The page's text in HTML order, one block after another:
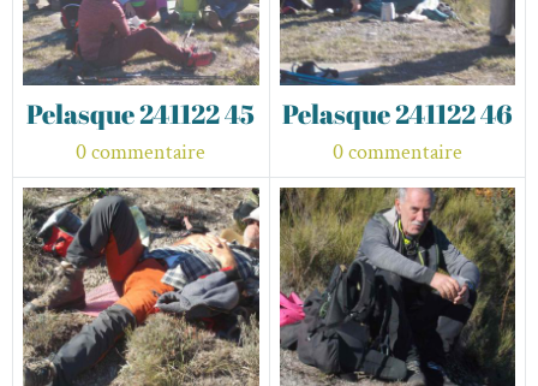
Pelasque 241122 45
0 commentaire
Pelasque 241122 46
0 commentaire